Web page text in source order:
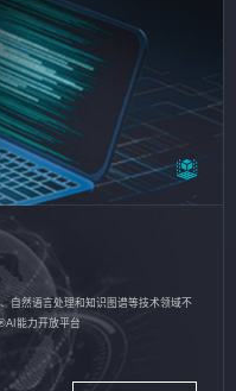
自然语言处理和知识图谱等技术领域不
能力开放平台